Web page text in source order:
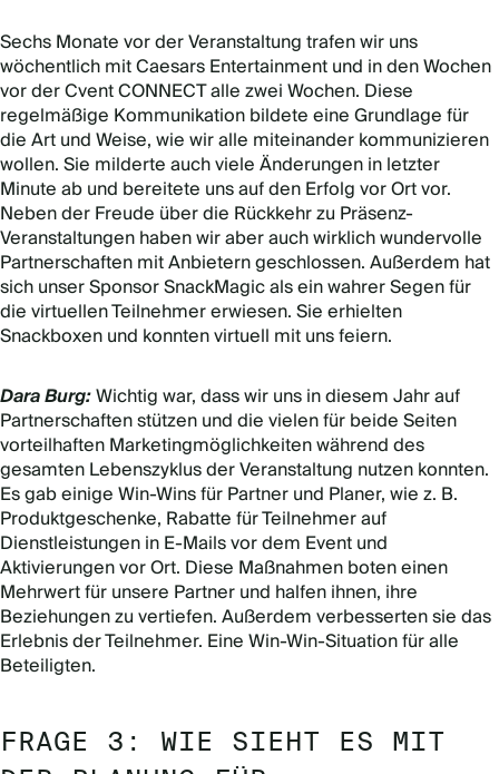
Sechs Monate vor der Veranstaltung trafen wir uns
wöchentlich mit Caesars Entertainment und in den Wochen
vor der Cvent CONNECT alle zwei Wochen. Diese
regelmäßige Kommunikation bildete eine Grundlage für
die Art und Weise, wie wir alle miteinander kommunizieren
wollen. Sie milderte auch viele Änderungen in letzter
Minute ab und bereitete uns auf den Erfolg vor Ort vor.
Neben der Freude über die Rückkehr zu Präsenz-
Veranstaltungen haben wir aber auch wirklich wundervolle
Partnerschaften mit Anbietern geschlossen. Außerdem hat
sich unser Sponsor SnackMagic als ein wahrer Segen für
die virtuellen Teilnehmer erwiesen. Sie erhielten
Snackboxen und konnten virtuell mit uns feiern.
Dara Burg:Wichtig war, dass wir uns in diesem Jahr auf
Partnerschaften stützen und die vielen für beide Seiten
vorteilhaften Marketingmöglichkeiten während des
gesamten Lebenszyklus der Veranstaltung nutzen konnten.
Es gab einige Win-Wins für Partner und Planer, wie z. B.
Produktgeschenke, Rabatte für Teilnehmer auf
Dienstleistungen in E-Mails vor dem Event und
Aktivierungen vor Ort. Diese Maßnahmen boten einen
Mehrwert für unsere Partner und halfen ihnen, ihre
Beziehungen zu vertiefen. Außerdem verbesserten sie das
Erlebnis der Teilnehmer. Eine Win-Win-Situation für alle
Beteiligten.
FRAGE 3: WIE SIEHT ES MIT